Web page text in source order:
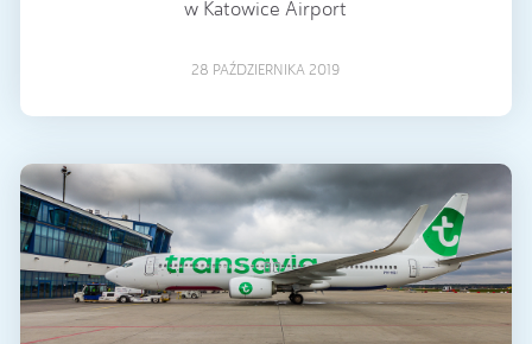
w Katowice Airport
28 PAŹDZIERNIKA 2019